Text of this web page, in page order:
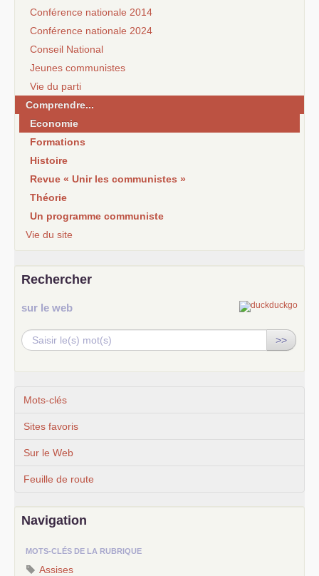
Conférence nationale 2014
Conférence nationale 2024
Conseil National
Jeunes communistes
Vie du parti
Comprendre...
Economie
Formations
Histoire
Revue « Unir les communistes »
Théorie
Un programme communiste
Vie du site
Rechercher
sur le web
>>
Mots-clés
Sites favoris
Sur le Web
Feuille de route
Navigation
MOTS-CLÉS DE LA RUBRIQUE
Assises